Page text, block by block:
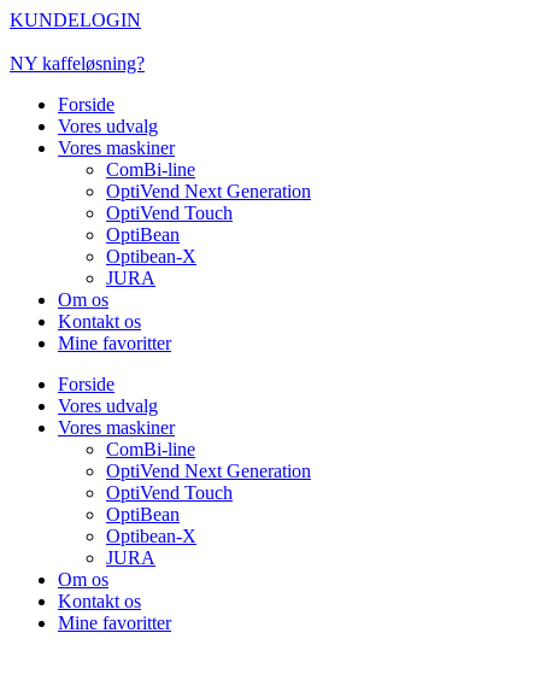
Videre
indhold
KUNDELOGIN
NY kaffeløsning?
Forside
Vores udvalg
Vores maskiner
ComBi-line
OptiVend Next Generation
OptiVend Touch
OptiBean
Optibean-X
JURA
Om os
Kontakt os
Mine favoritter
Forside
Vores udvalg
Vores maskiner
ComBi-line
OptiVend Next Generation
OptiVend Touch
OptiBean
Optibean-X
JURA
Om os
Kontakt os
Mine favoritter